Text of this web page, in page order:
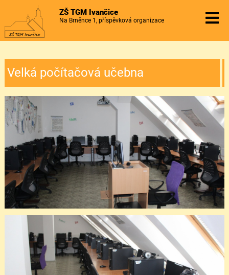
ZŠ TGM Ivančice
Na Brněnce 1, příspěvková organizace
Velká počítačová učebna